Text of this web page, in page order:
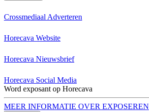
Crossmediaal Adverteren
Horecava Website
Horecava Nieuwsbrief
Horecava Social Media
Word exposant op Horecava
MEER INFORMATIE OVER EXPOSEREN